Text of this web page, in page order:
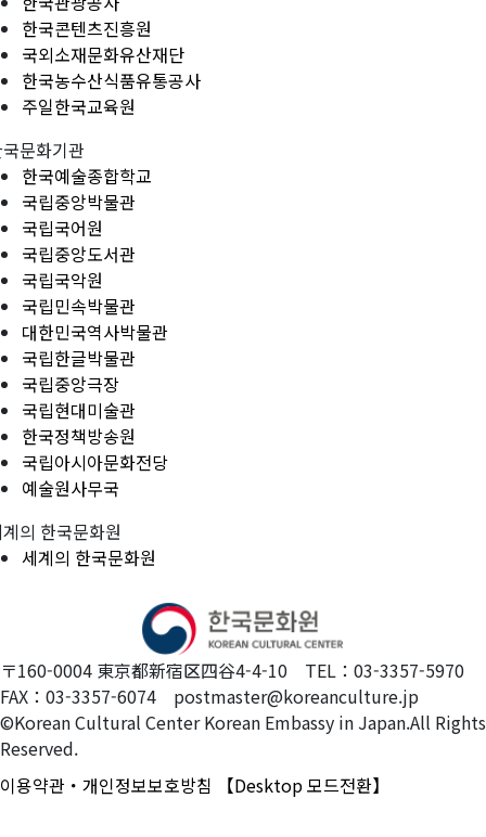
한국콘텐츠진흥원
국외소재문화유산재단
한국농수산식품유통공사
주일한국교육원
문화기관
한국예술종합학교
국립중앙박물관
국립국어원
국립중앙도서관
국립국악원
국립민속박물관
대한민국역사박물관
국립한글박물관
국립중앙극장
국립현대미술관
한국정책방송원
국립아시아문화전당
예술원사무국
의 한국문화원
세계의 한국문화원
〒160-0004 東京都新宿区四谷4-4-10 TEL：03-3357-5970
FAX：03-3357-6074 postmaster@koreanculture.jp
©Korean Cultural Center Korean Embassy in Japan.All Rights
Reserved.
이용약관・개인정보보호방침
【Desktop 모드전환】